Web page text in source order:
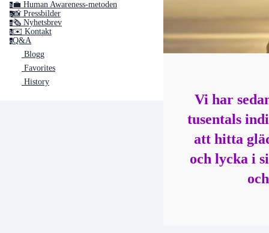
h💼 Human Awareness-metoden
p📸 Pressbilder
n🗞 Nyhetsbrev
k✉️ Kontakt
qQ&A
Blogg
Favorites
History
Vi har
tusentals
att hitta
och lycka i